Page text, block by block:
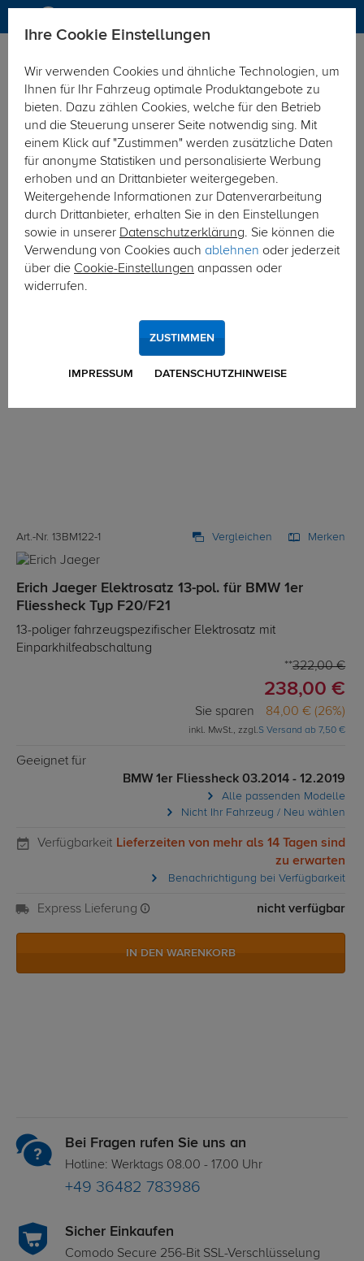
Hier geht's zur Fahrzeugübersicht: BMW 1er Fliessheck
Art.-Nr. 13BM122-1 Vergleichen Merken
Erich Jaeger Elektrosatz 13-pol. für BMW 1er
Fliessheck Typ F20/F21
13-poliger fahrzeugspezifischer Elektrosatz mit
Einparkhilfeabschaltung
322,00 €
238,00 €
Sie sparen 84,00 € (26%)
inkl. MwSt., zzgl.S Versand ab 7,50 €
Geeignet für
BMW 1er Fliessheck 03.2014 - 12.2019
Alle passenden Modelle
Nicht Ihr Fahrzeug / Neu wählen
Verfügbarkeit Lieferzeiten von mehr als 14 Tagen sind
zu erwarten
Benachrichtigung bei Verfügbarkeit
Express Lieferung nicht verfügbar
IN DEN WARENKORB
Bei Fragen rufen Sie uns an
Hotline: Werktags 08.00 - 17.00 Uhr
+49 36482 783986
Sicher Einkaufen
Comodo Secure 256-Bit SSL-Verschlüsselung
Ihre Cookie Einstellungen
Wir verwenden Cookies und ähnliche Technologien, um
Ihnen für Ihr Fahrzeug optimale Produktangebote zu
bieten. Dazu zählen Cookies, welche für den Betrieb
und die Steuerung unserer Seite notwendig sing. Mit
einem Klick auf "Zustimmen" werden zusätzliche Daten
für anonyme Statistiken und personalisierte Werbung
erhoben und an Drittanbieter weitergegeben.
Weitergehende Informationen zur Datenverarbeitung
durch Drittanbieter, erhalten Sie in den Einstellungen
sowie in unserer Datenschutzerklärung. Sie können die
Verwendung von Cookies auch ablehnen oder jederzeit
über die Cookie-Einstellungen anpassen oder
widerrufen.
IMPRESSUM DATENSCHUTZHINWEISE
ZUSTIMMEN